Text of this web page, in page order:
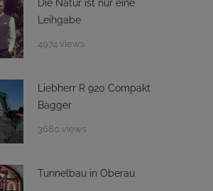
Die Natur ist nur eine
Leihgabe
4974 views
Liebherr R 920 Compakt
Bagger
3680 views
Tunnelbau in Oberau